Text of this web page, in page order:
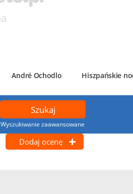
André Ochodlo Hiszpańskie
Wyszukiwanie zaawansowane
Dodaj ocenę